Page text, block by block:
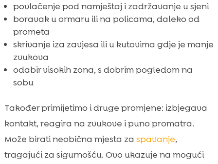
povlačenje pod namještaj i zadržavanje u sjeni
boravak u ormaru ili na policama, daleko od
prometa
skrivanje iza zavjesa ili u kutovima gdje je manje
zvukova
odabir visokih zona, s dobrim pogledom na
sobu
Također primijetimo i druge promjene: izbjegava
kontakt, reagira na zvukove i puno promatra.
Može birati neobična mjesta za spavanje,
tragajući za sigurnošću. Ovo ukazuje na mogući